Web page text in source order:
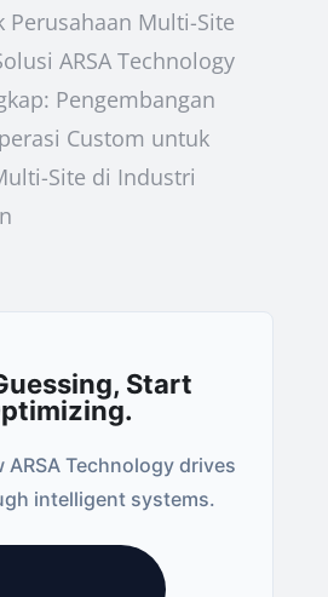
Perusahaan Multi-Site
ARSA Technology
Pengembangan
Custom untuk
Site di Industri
Start
ARSA Technology drives
intelligent systems.